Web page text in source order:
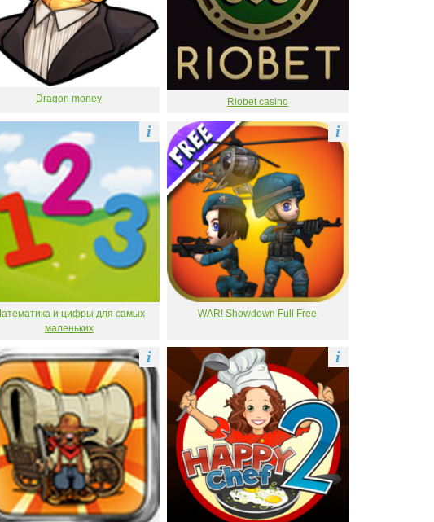
Dragon money Riobet casino
и цифры для самых
маленьких
i
WAR! Showdown Full Free
i
i i